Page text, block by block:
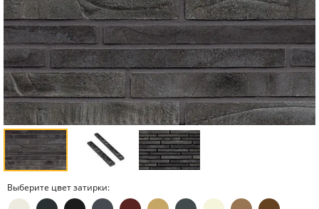
Выберите цвет затирки: